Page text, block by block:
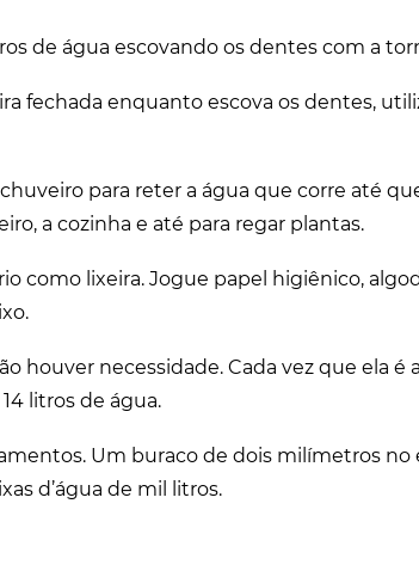
de água escovando os dentes com a
fechada enquanto escova os dentes,
para reter a água que corre até
a cozinha e até para regar plantas.
como lixeira. Jogue papel higiênico,
houver necessidade. Cada vez que ela é
litros de água.
Um buraco de dois milímetros
d’água de mil litros.